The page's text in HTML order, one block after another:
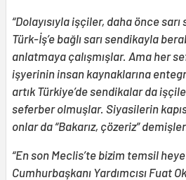
“Dolayısıyla işçiler, daha önce
Türk-İş’e bağlı sarı sendikayla
anlatmaya çalışmışlar. Ama her
işyerinin insan kaynaklarına
artık Türkiye’de sendikalar da
seferber olmuşlar. Siyasilerin
onlar da “Bakarız, çözeriz” demişler.
“En son Meclis’te bizim temsil
Cumhurbaşkanı Yardımcısı Fuat